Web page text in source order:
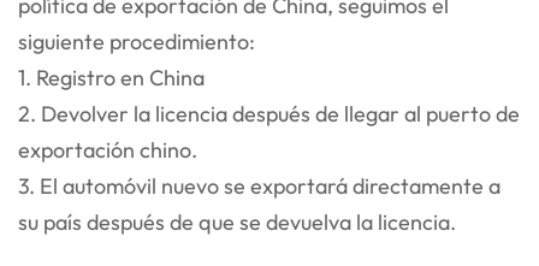
siguiente procedimiento:
1. Registro en China
2. Devolver la licencia después de llegar al puerto de
exportación chino.
3. El automóvil nuevo se exportará directamente a
su país después de que se devuelva la licencia.